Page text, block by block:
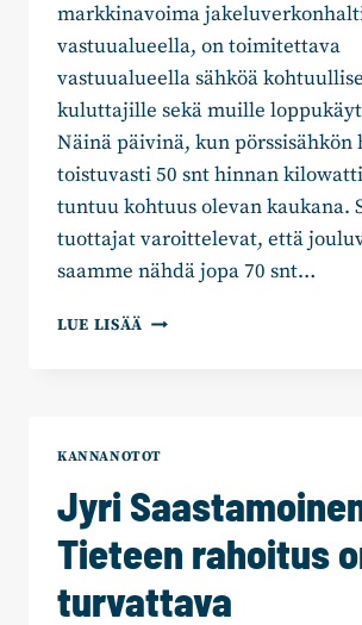
markkinavoima
vastuualueella, on toimitettava
vastuualueella sähköä
kuluttajille sekä muille
Näinä päivinä, kun
toistuvasti 50 snt hinnan
tuntuu kohtuus olevan kaukana.
tuottajat varoittelevat, että
saamme nähdä jopa 70 snt…
LUE LISÄÄ JYRI
KANNANOTOT
Jyri
Tieteen rahoitus
turvattava